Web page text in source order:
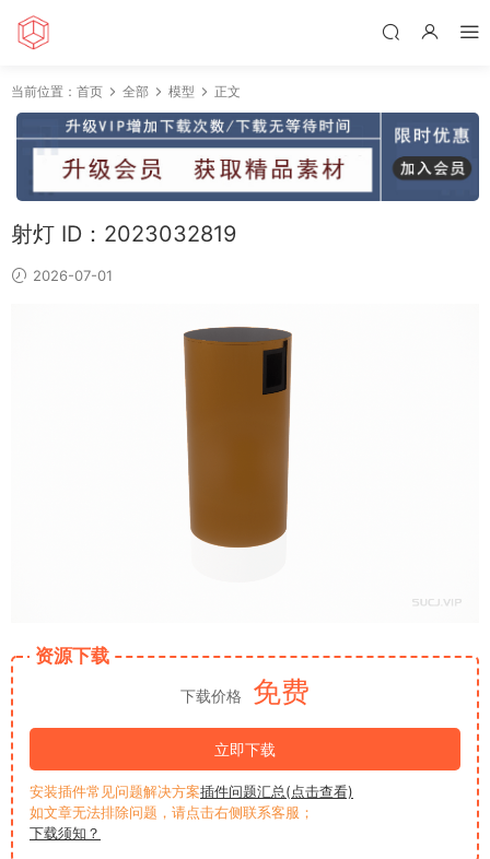
当前位置： 首页 全部 模型 正文
射灯 ID：2023032819
2026-07-01
资源下载
下载价格 免费
立即下载
安装插件常见问题解决方案插件问题汇总(点击查看)
如文章无法排除问题，请点击右侧联系客服；
下载须知？